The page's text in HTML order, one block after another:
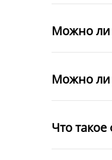
Можно ли
Можно ли
Что